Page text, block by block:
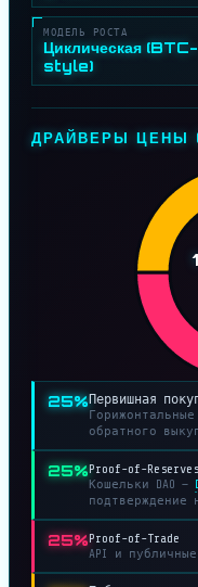
МОДЕЛЬ РОСТА
Циклическая (BTC-
style)
ДРАЙВЕРЫ ЦЕНЫ
25%Первишная
обратного
25%Proof-of-Reserves
Кошельки DAO —
подтверждение
25%Proof-of-Trade
API и